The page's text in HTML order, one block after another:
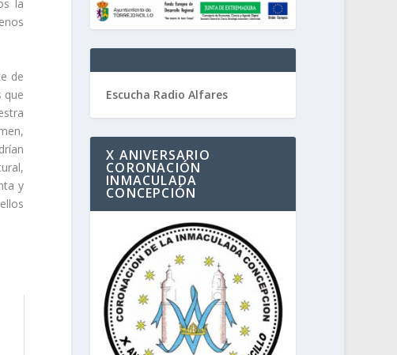
la
de
que
y
Escucha Radio Alfares
X ANIVERSARIO
CORONACIÓN
INMACULADA
CONCEPCIÓN